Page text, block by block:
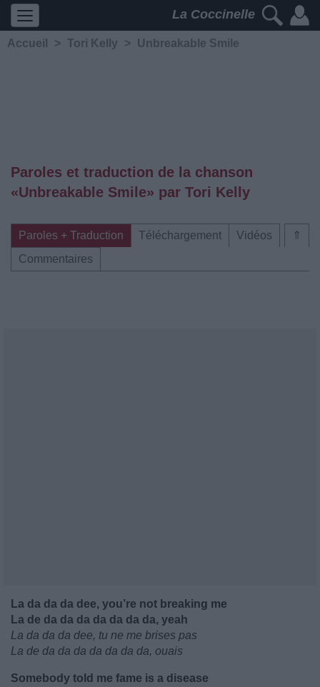
La Coccinelle
Accueil > Tori Kelly > Unbreakable Smile
Paroles et traduction de la chanson
«Unbreakable Smile» par Tori Kelly
⇑
Paroles + Traduction Téléchargement
Vidéos
Commentaires
La da da da dee, you’re not breaking me
La de da da da da da da da, yeah
La da da da dee, tu ne me brises pas
La de da da da da da da da, ouais
Somebody told me fame is a disease